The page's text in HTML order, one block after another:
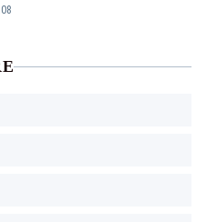
ar putea închide în 4 zile